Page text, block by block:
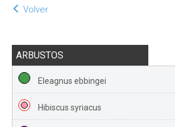
Volver
ARBUSTOS
Eleagnus ebbingei
Hibiscus syriacus